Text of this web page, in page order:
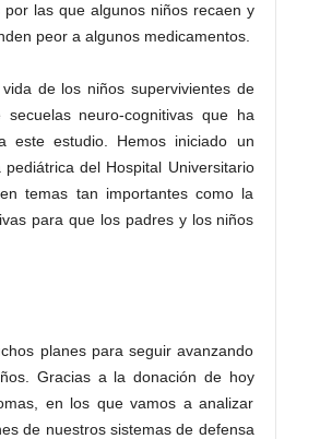
las que algunos niños recaen y
peor a algunos medicamentos.
de los niños supervivientes de
neuro-cognitivas que ha
este estudio. Hemos iniciado un
del Hospital Universitario
temas tan importantes como la
para que los padres y los niños
planes para seguir avanzando
Gracias a la donación de hoy
en los que vamos a analizar
de nuestros sistemas de defensa